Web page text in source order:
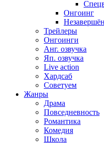
Онгоинг
Трейлеры
Онгоинги
Анг. озвучка
Яп. озвучка
Live action
Хардсаб
Советуем
Жанры
Драма
Повседневность
Романтика
Комедия
Школа